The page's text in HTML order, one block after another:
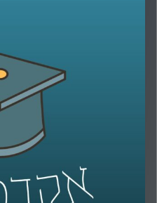
ברמה הפיזיקלית, הן
מצליחות להתקיים גם
חברות אנשים, פיזיות
שונים מתייחסים
באופיין המורכב הגיעה
בינתחומית של חוקרים
גנלה מוריס וד"ר צחי
מזוויות שונות. פרק א